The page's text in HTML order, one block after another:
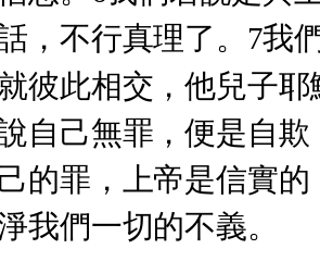
，不行真理了。7我
彼此相交，他兒子
自己無罪，便是自
的罪，上帝是信實
我們一切的不義。